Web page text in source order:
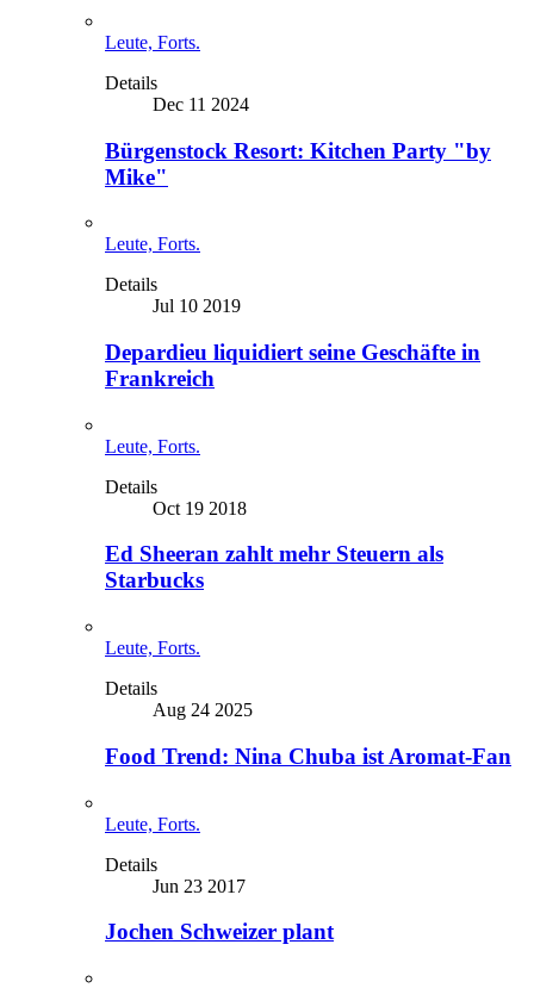
Leute, Forts.
Details
Dec 11 2024
Bürgenstock Resort: Kitchen Party "by
Mike"
Leute, Forts.
Details
Jul 10 2019
Depardieu liquidiert seine Geschäfte in
Frankreich
Leute, Forts.
Details
Oct 19 2018
Ed Sheeran zahlt mehr Steuern als
Starbucks
Leute, Forts.
Details
Aug 24 2025
Food Trend: Nina Chuba ist Aromat-Fan
Leute, Forts.
Details
Jun 23 2017
Jochen Schweizer plant